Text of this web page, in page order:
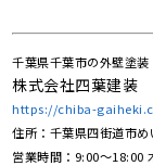
千葉県千葉市の外壁塗
株式会社四葉建装
https://chiba-
住所：千葉県四街道市
営業時間：9:00〜18:00